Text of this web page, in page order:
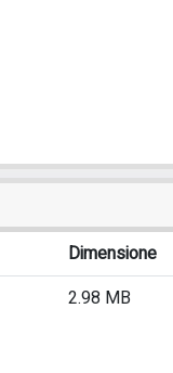
Dimensione
2.98 MB